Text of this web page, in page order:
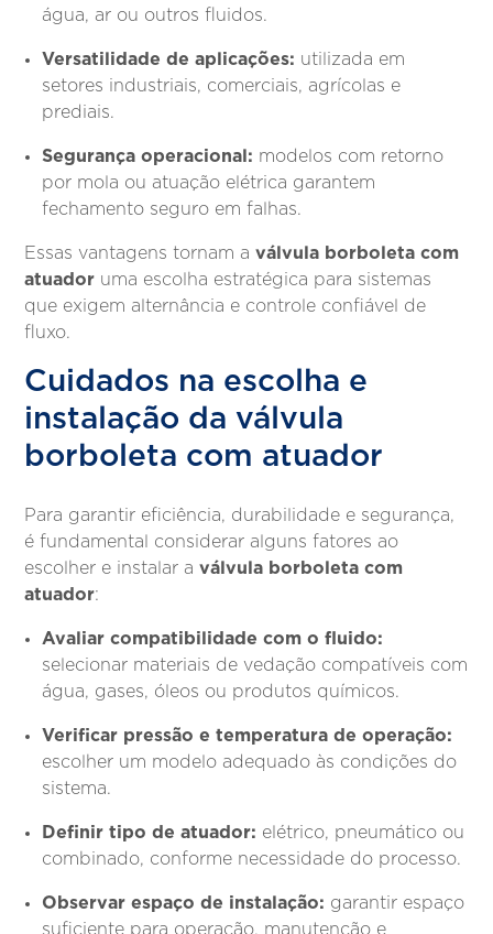
água, ar ou outros fluidos.
Versatilidade de aplicações: utilizada em
setores industriais, comerciais, agrícolas e
prediais.
Segurança operacional: modelos com retorno
por mola ou atuação elétrica garantem
fechamento seguro em falhas.
Essas vantagens tornam aválvula borboleta com
atuador uma escolha estratégica para sistemas
que exigem alternância e controle confiável de
fluxo.
Cuidados na escolha e
instalação da válvula
borboleta com atuador
Para garantir eficiência, durabilidade e segurança,
é fundamental considerar alguns fatores ao
escolher e instalar aválvula borboleta com
atuador:
Avaliar compatibilidade com o fluido:
selecionar materiais de vedação compatíveis com
água, gases, óleos ou produtos químicos.
Verificar pressão e temperatura de operação:
escolher um modelo adequado às condições do
sistema.
Definir tipo de atuador: elétrico, pneumático ou
combinado, conforme necessidade do processo.
Observar espaço de instalação: garantir espaço
suficiente para operação, manutenção e